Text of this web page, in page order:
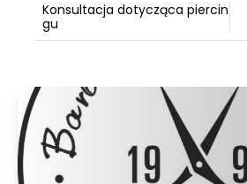
Konsultacja dotycząca piercin
gu